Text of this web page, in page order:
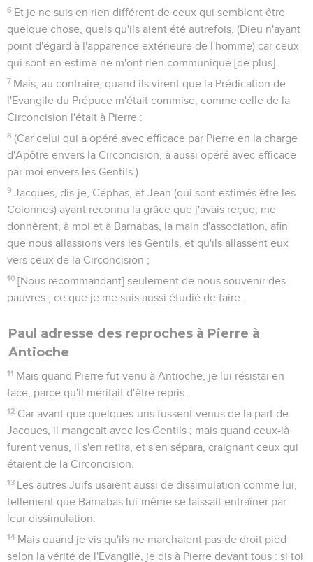
6 Et je ne suis en rien différent de ceux qui semblent être
quelque chose, quels qu'ils aient été autrefois, (Dieu n'ayant
point d'égard à l'apparence extérieure de l'homme) car ceux
qui sont en estime ne m'ont rien communiqué [de plus].
7 Mais, au contraire, quand ils virent que la Prédication de
l'Evangile du Prépuce m'était commise, comme celle de la
Circoncision l'était à Pierre :
8 (Car celui qui a opéré avec efficace par Pierre en la charge
d'Apôtre envers la Circoncision, a aussi opéré avec efficace
par moi envers les Gentils.)
9 Jacques, dis-je, Céphas, et Jean (qui sont estimés être les
Colonnes) ayant reconnu la grâce que j'avais reçue, me
donnèrent, à moi et à Barnabas, la main d'association, afin
que nous allassions vers les Gentils, et qu'ils allassent eux
vers ceux de la Circoncision ;
10 [Nous recommandant] seulement de nous souvenir des
pauvres ; ce que je me suis aussi étudié de faire.
Paul adresse des reproches à Pierre à
Antioche
11 Mais quand Pierre fut venu à Antioche, je lui résistai en
face, parce qu'il méritait d'être repris.
12 Car avant que quelques-uns fussent venus de la part de
Jacques, il mangeait avec les Gentils ; mais quand ceux-là
furent venus, il s'en retira, et s'en sépara, craignant ceux qui
étaient de la Circoncision.
13 Les autres Juifs usaient aussi de dissimulation comme lui,
tellement que Barnabas lui-même se laissait entraîner par
leur dissimulation.
14 Mais quand je vis qu'ils ne marchaient pas de droit pied
selon la vérité de l'Evangile, je dis à Pierre devant tous : si toi